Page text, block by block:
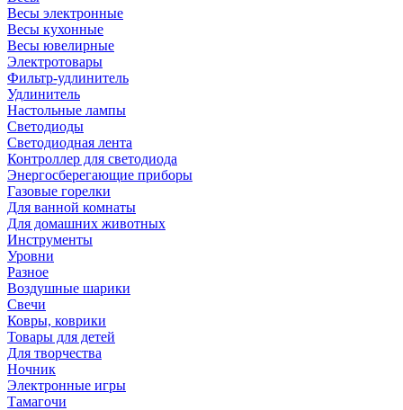
Весы электронные
Весы кухонные
Весы ювелирные
Электротовары
Фильтр-удлинитель
Удлинитель
Настольные лампы
Светодиоды
Светодиодная лента
Контроллер для светодиода
Энергосберегающие приборы
Газовые горелки
Для ванной комнаты
Для домашних животных
Инструменты
Уровни
Разное
Воздушные шарики
Свечи
Ковры, коврики
Товары для детей
Для творчества
Ночник
Электронные игры
Тамагочи